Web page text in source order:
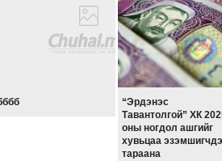
“Эрдэнэс
Тавантолгой” ХК
оны ногдол ашгийг
хувьцаа
тараана